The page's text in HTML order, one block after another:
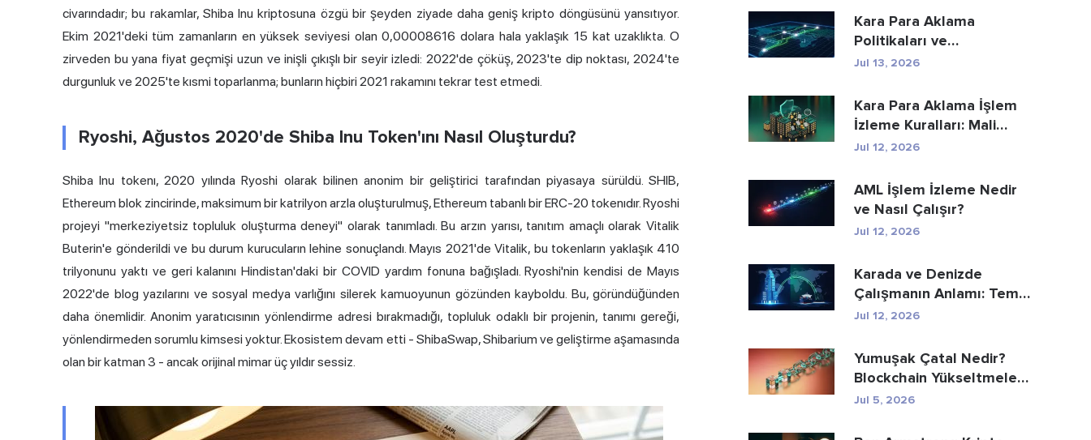
civarındadır; bu rakamlar, Shiba Inu kriptosuna özgü bir şeyden ziyade daha geniş kripto döngüsünü yansıtıyor.
Ekim 2021'deki tüm zamanların en yüksek seviyesi olan 0,00008616 dolara hala yaklaşık 15 kat uzaklıkta. O
zirveden bu yana fiyat geçmişi uzun ve inişli çıkışlı bir seyir izledi: 2022'de çöküş, 2023'te dip noktası, 2024'te
durgunluk ve 2025'te kısmi toparlanma; bunların hiçbiri 2021 rakamını tekrar test etmedi.
Ryoshi, Ağustos 2020'de Shiba Inu Token'ını Nasıl Oluşturdu?
Shiba Inu tokenı, 2020 yılında Ryoshi olarak bilinen anonim bir geliştirici tarafından piyasaya sürüldü. SHIB,
Ethereum blok zincirinde, maksimum bir katrilyon arzla oluşturulmuş, Ethereum tabanlı bir ERC-20 tokenıdır. Ryoshi
projeyi "merkeziyetsiz topluluk oluşturma deneyi" olarak tanımladı. Bu arzın yarısı, tanıtım amaçlı olarak Vitalik
Buterin'e gönderildi ve bu durum kurucuların lehine sonuçlandı. Mayıs 2021'de Vitalik, bu tokenların yaklaşık 410
trilyonunu yaktı ve geri kalanını Hindistan'daki bir COVID yardım fonuna bağışladı. Ryoshi'nin kendisi de Mayıs
2022'de blog yazılarını ve sosyal medya varlığını silerek kamuoyunun gözünden kayboldu. Bu, göründüğünden
daha önemlidir. Anonim yaratıcısının yönlendirme adresi bırakmadığı, topluluk odaklı bir projenin, tanımı gereği,
yönlendirmeden sorumlu kimsesi yoktur. Ekosistem devam etti - ShibaSwap, Shibarium ve geliştirme aşamasında
olan bir katman 3 - ancak orijinal mimar üç yıldır sessiz.
Kara Para Aklama
Politikaları ve
Prosedürleri: Eksiksiz Bir
Jul 13, 2026
Kara Para Aklama İşlem
İzleme Kuralları: Mali
Suçları Nasıl...
Jul 12, 2026
AML İşlem İzleme Nedir
ve Nasıl Çalışır?
Jul 12, 2026
Karada ve Denizde
Çalışmanın Anlamı: Temel
Farklar Açıkland...
Jul 12, 2026
Yumuşak Çatal Nedir?
Blockchain Yükseltmeleri
Açıklanıyor
Jul 5, 2026